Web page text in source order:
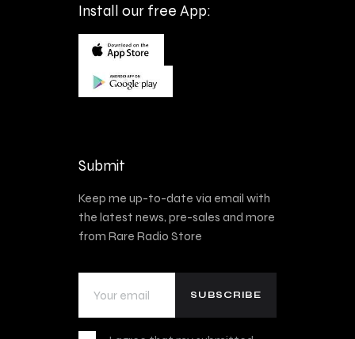
Install our free App:
Submit
Keep me up-to-date via email with
the latest news, pre-sales and more
from Rare Radio Store